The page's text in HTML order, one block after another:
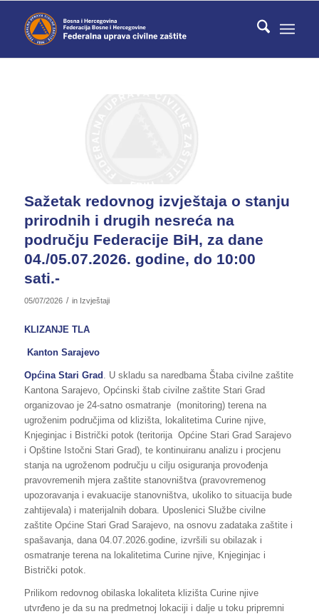
Sažetak redovnog izvještaja o stanju
prirodnih i drugih nesreća na
području Federacije BiH, za dane
04./05.07.2026. godine, do 10:00
sati.-
05/07/2026 / in Izvještaji
KLIZANJE TLA
Kanton Sarajevo
Općina Stari Grad
. U skladu sa naredbama Štaba civilne zaštite
Kantona Sarajevo, Općinski štab civilne zaštite Stari Grad
organizovao je 24-satno osmatranje (monitoring) terena na
ugroženim područjima od klizišta, lokalitetima Curine njive,
Knjeginjac i Bistrički potok (teritorija Općine Stari Grad Sarajevo
i Opštine Istočni Stari Grad), te kontinuiranu analizu i procjenu
stanja na ugroženom području u cilju osiguranja provođenja
pravovremenih mjera zaštite stanovništva (pravovremenog
upozoravanja i evakuacije stanovništva, ukoliko to situacija bude
zahtijevala) i materijalnih dobara. Uposlenici Službe civilne
zaštite Općine Stari Grad Sarajevo, na osnovu zadataka zaštite i
spašavanja, dana 04.07.2026.godine, izvršili su obilazak i
osmatranje terena na lokalitetima Curine njive, Knjeginjac i
Bistrički potok.
Prilikom redovnog obilaska lokaliteta klizišta Curine njive
utvrđeno je da su na predmetnoj lokaciji i dalje u toku pripremni